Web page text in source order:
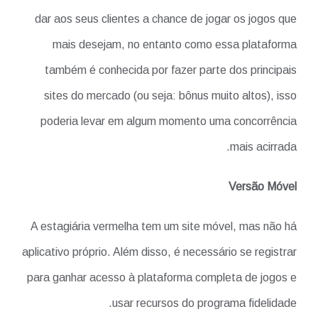
dar aos seus clientes a chance de jogar os jogos que
mais desejam, no entanto como essa plataforma
também é conhecida por fazer parte dos principais
sites do mercado (ou seja: bônus muito altos), isso
poderia levar em algum momento uma concorrência
mais acirrada.
Versão Móvel
A estagiária vermelha tem um site móvel, mas não há
aplicativo próprio. Além disso, é necessário se registrar
para ganhar acesso à plataforma completa de jogos e
usar recursos do programa fidelidade.